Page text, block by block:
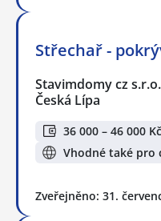
Střechař -
Stavimdomy cz s.r.o.
Česká Lípa
36 000 – 46 000 Kč
Vhodné také pro
Zveřejněno: 31.